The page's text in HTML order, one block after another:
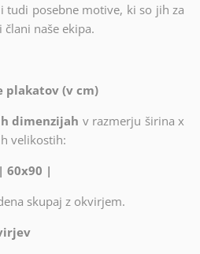
tudi posebne motive, ki so jih za
naše ekipa.
plakatov (v cm)
dimenzijah v razmerju širina x
velikostih:
60x90 |
skupaj z okvirjem.